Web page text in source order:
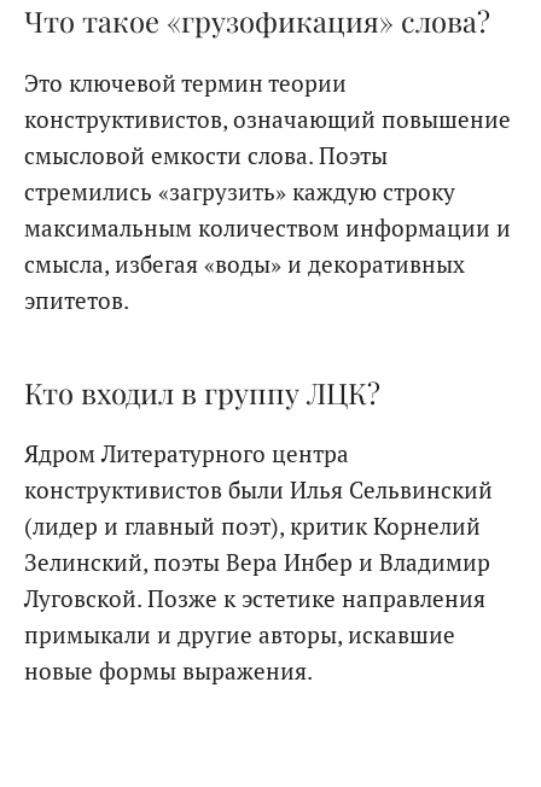
Что такое «грузофикация» слова?
Это ключевой термин теории
конструктивистов, означающий повышение
смысловой емкости слова. Поэты
стремились «загрузить» каждую строку
максимальным количеством информации и
смысла, избегая «воды» и декоративных
эпитетов.
Кто входил в группу ЛЦК?
Ядром Литературного центра
конструктивистов были Илья Сельвинский
(лидер и главный поэт), критик Корнелий
Зелинский, поэты Вера Инбер и Владимир
Луговской. Позже к эстетике направления
примыкали и другие авторы, искавшие
новые формы выражения.